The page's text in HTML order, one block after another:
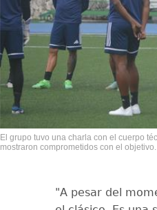
El grupo tuvo una charla con el cuerpo
mostraron comprometidos con el
"A pesar del